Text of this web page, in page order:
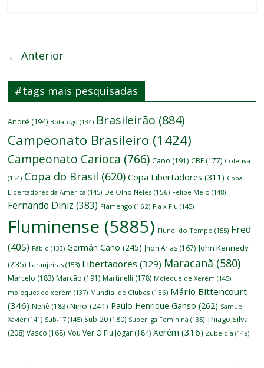
← Anterior
#tags mais pesquisadas
André (194) Botafogo (134) Brasileirão (884)
Campeonato Brasileiro (1424)
Campeonato Carioca (766) Cano (191) CBF (177) Coletiva
(154) Copa do Brasil (620) Copa Libertadores (311) Copa
Libertadores da América (145) De Olho Neles (156) Felipe Melo (148)
Fernando Diniz (383) Flamengo (162) Fla x Flu (145)
Fluminense (5885) Flunel do Tempo (155) Fred
(405) Fábio (133) Germán Cano (245) Jhon Arias (167) John Kennedy
(235) Laranjeiras (153) Libertadores (329) Maracanã (580)
Marcelo (183) Marcão (191) Martinelli (178) Moleque de Xerém (145)
moleques de xerém (137) Mundial de Clubes (156) Mário Bittencourt
(346) Nenê (183) Nino (241) Paulo Henrique Ganso (262) Samuel
Xavier (141) Sub-17 (145) Sub-20 (180) Superliga Feminina (135) Thiago Silva
(208) Vasco (168) Vou Ver O Flu Jogar (184) Xerém (316) Zubeldía (148)